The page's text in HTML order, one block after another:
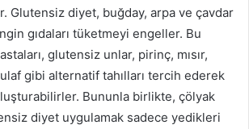
Glutensiz diyet, buğday, arpa ve çavdar
gıdaları tüketmeyi engeller. Bu
glutensiz unlar, pirinç, mısır,
gibi alternatif tahılları tercih ederek
Bununla birlikte, çölyak
diyet uygulamak sadece yedikleri